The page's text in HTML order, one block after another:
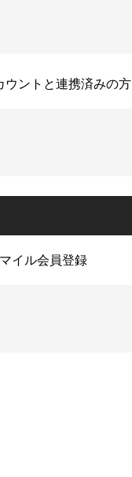
ウントと連携済みの方
イル会員登録